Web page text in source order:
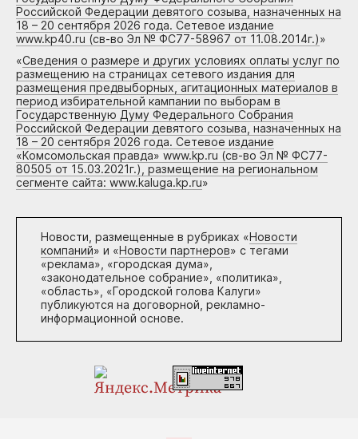
Российской Федерации девятого созыва, назначенных на
18 – 20 сентября 2026 года. Сетевое издание
www.kp40.ru (св-во Эл № ФС77-58967 от 11.08.2014г.)»
«Сведения о размере и других условиях оплаты услуг по
размещению на страницах сетевого издания для
размещения предвыборных, агитационных материалов в
период избирательной кампании по выборам в
Государственную Думу Федерального Собрания
Российской Федерации девятого созыва, назначенных на
18 – 20 сентября 2026 года. Сетевое издание
«Комсомольская правда» www.kp.ru (св-во Эл № ФС77-
80505 от 15.03.2021г.), размещение на региональном
сегменте сайта: www.kaluga.kp.ru»
Новости, размещенные в рубриках «Новости
компаний» и «Новости партнеров» с тегами
«реклама», «городская дума»,
«законодательное собрание», «политика»,
«область», «Городской голова Калуги»
публикуются на договорной, рекламно-
информационной основе.